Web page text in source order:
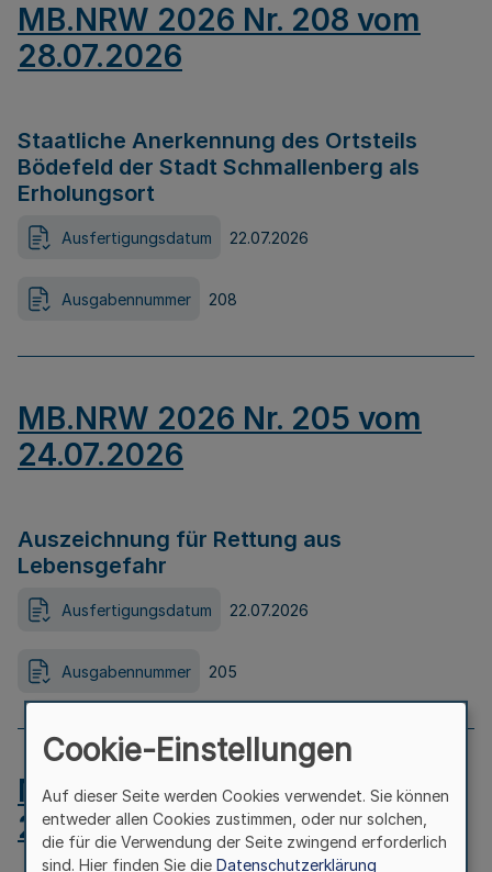
MB.NRW 2026 Nr. 208 vom
28.07.2026
Staatliche Anerkennung des Ortsteils
Bödefeld der Stadt Schmallenberg als
Erholungsort
Ausfertigungsdatum 22.07.2026
Ausgabennummer 208
MB.NRW 2026 Nr. 205 vom
24.07.2026
Auszeichnung für Rettung aus
Lebensgefahr
Ausfertigungsdatum 22.07.2026
Ausgabennummer 205
MB.NRW 2026 Nr. 204 vom
24.07.2026
Cookie-Einstellungen
Auf dieser Seite werden Cookies verwendet. Sie können
entweder allen Cookies zustimmen, oder nur solchen,
die für die Verwendung der Seite zwingend erforderlich
sind. Hier finden Sie die Datenschutzerklärung